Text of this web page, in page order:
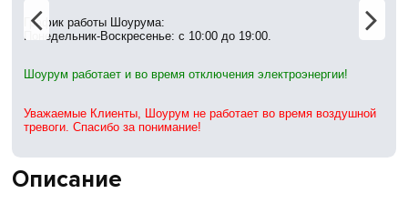
Описание
График работы Шоурума:
Понедельник-Воскресенье: с 10:00 до 19:00.
Шоурум работает и во время отключения электроэнергии!
Уважаемые Клиенты, Шоурум не работает во время воздушной
тревоги. Спасибо за понимание!